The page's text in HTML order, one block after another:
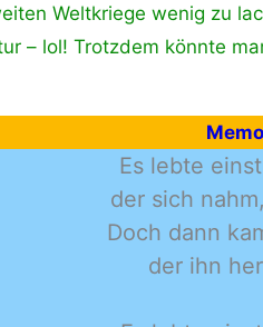
Weltkriege wenig zu
– lol! Trotzdem könnte
Es lebte
der sich
Doch dann
der ihn